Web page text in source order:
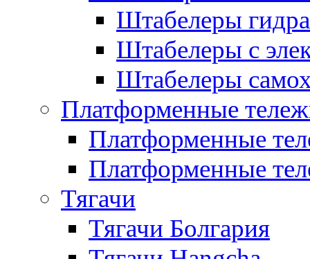
Штабелеры
Штабелеры с
Штабелеры
Платформенные
Платформенные
Платформенные
Тягачи
Тягачи Болгария